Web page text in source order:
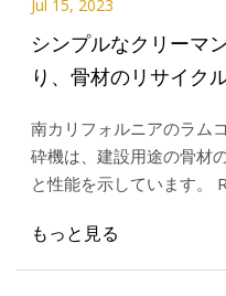
Jul 15, 2023
シンプルなクリーマ
り、骨材のリサイク
南カリフォルニアのラム
砕機は、建設用途の骨材
と性能を示しています。 Ramco はコンクリートとアスフ
もっと見る